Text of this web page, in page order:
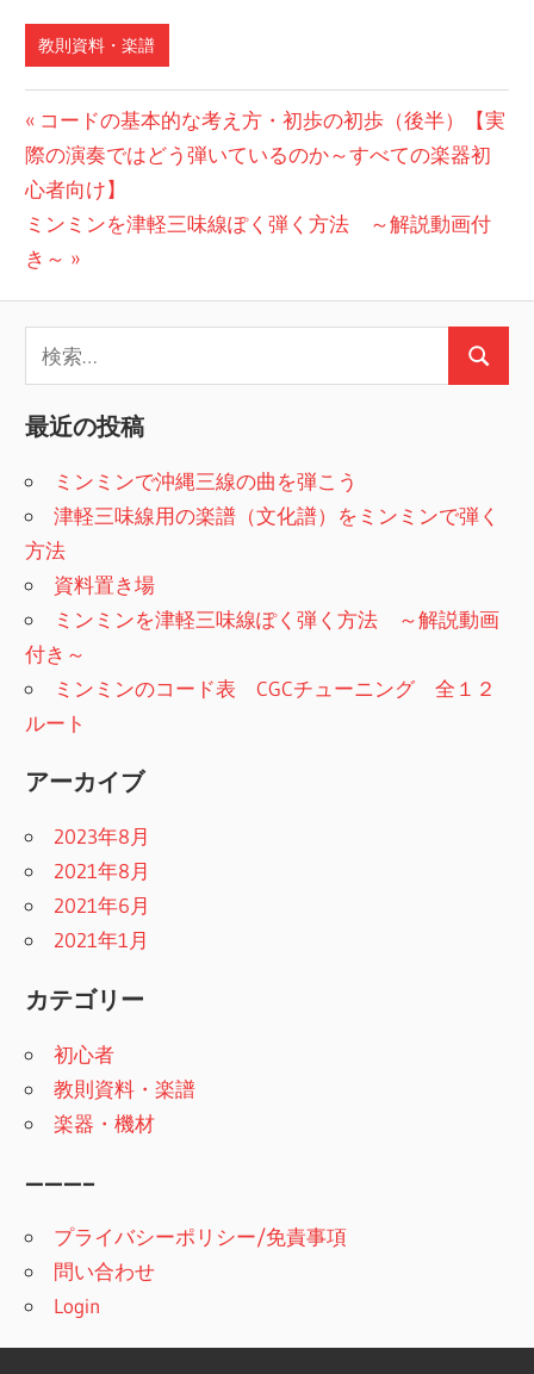
教則資料・楽譜
投
稿
ナ
ビ
ゲ
ー
ョ
ン
前
の
投
稿:
コードの基本的な考え方・初歩の初歩（後半）【実
際の演奏ではどう弾いているのか～すべての楽器初
心者向け】
次
の
稿:
ミンミンを津軽三味線ぽく弾く方法 ～解説動画付
き～
索:
検
最近の投稿
ミンミンで沖縄三線の曲を弾こう
津軽三味線用の楽譜（文化譜）をミンミンで弾く
方法
資料置き場
ミンミンを津軽三味線ぽく弾く方法 ～解説動画
付き～
ミンミンのコード表 CGCチューニング 全１２
ルート
アーカイブ
2023年8月
2021年8月
2021年6月
2021年1月
カテゴリー
初心者
教則資料・楽譜
楽器・機材
———–
プライバシーポリシー/免責事項
問い合わせ
Login